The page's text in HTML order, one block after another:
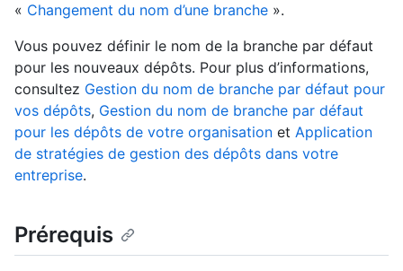
« Changement du nom d’une branche ».
Vous pouvez définir le nom de la branche par défaut
pour les nouveaux dépôts. Pour plus d’informations,
consultez Gestion du nom de branche par défaut pour
vos dépôts, Gestion du nom de branche par défaut
pour les dépôts de votre organisation et Application
de stratégies de gestion des dépôts dans votre
entreprise.
Prérequis